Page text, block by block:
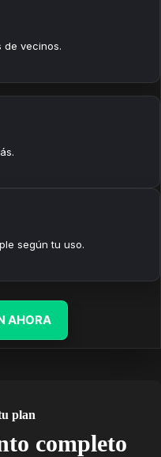
de vecinos.
según tu uso.
AHORA
plan
completo